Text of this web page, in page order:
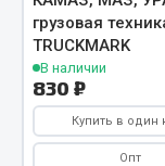
Пружины
Хомуты
Весь раздел
грузовая
TRUCKMARK
В наличии
830 ₽
Купить в один
Опт